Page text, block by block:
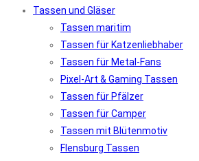
Tassen und Gläser
Tassen maritim
Tassen für Katzenliebhaber
Tassen für Metal-Fans
Pixel-Art & Gaming Tassen
Tassen für Pfälzer
Tassen für Camper
Tassen mit Blütenmotiv
Flensburg Tassen